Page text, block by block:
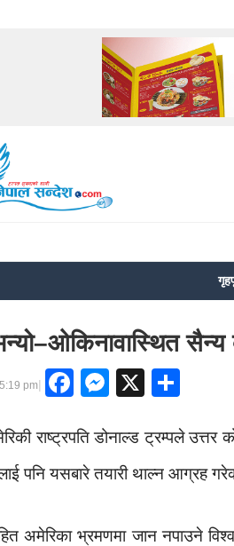
pm| Facebook
Messenger
X
राष्ट्रपति डोनाल्ड ट्रम्पले उत्तर
पनि यसबारे तयारी थाल्न आग्रह
अमेरिका भ्रमणमा जान नपाउने